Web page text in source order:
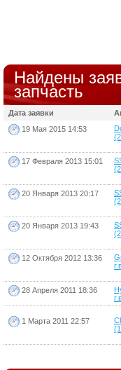
Найдены
запчасть
Дата заявки
19 Мая 2015 14:53
17 Февраля 2013 15:01
20 Января 2013 20:17
20 Января 2013 19:43
12 Октября 2012 13:36
28 Апреля 2011 18:36
1 Марта 2011 22:57